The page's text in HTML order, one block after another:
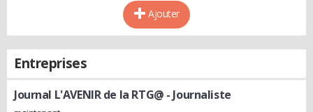
Ajouter
Entreprises
Journal L'AVENIR de la RTG@ - Journaliste